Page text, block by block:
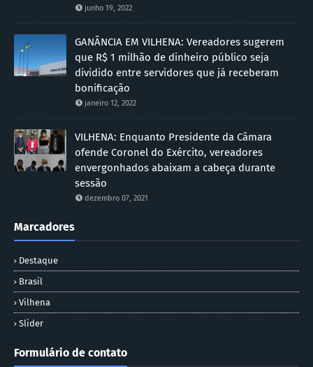
junho 19, 2022
GANÂNCIA EM VILHENA: Vereadores sugerem
que R$ 1 milhão de dinheiro público seja
dividido entre servidores que já receberam
bonificação
janeiro 12, 2022
VILHENA: Enquanto Presidente da Câmara
ofende Coronel do Exército, vereadores
envergonhados abaixam a cabeça durante
sessão
dezembro 07, 2021
Marcadores
Destaque
Brasil
Vilhena
Slider
Formulário de contato